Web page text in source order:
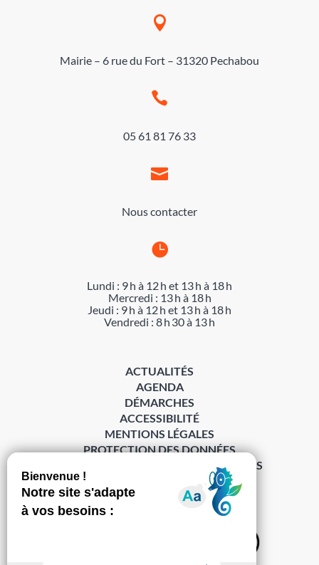

Mairie – 6 rue du Fort – 31320 Pechabou

05 61 81 76 33

Nous contacter

Lundi : 9 h à 12 h et 13 h à 18 h
Mercredi : 13 h à 18 h
Jeudi : 9 h à 12 h et 13 h à 18 h
Vendredi : 8 h 30 à 13 h
S’abonner à la Gazette ›
ACTUALITÉS
AGENDA
DÉMARCHES
ACCESSIBILITÉ
MENTIONS LÉGALES
PROTECTION DES DONNÉES
POLITIQUE DE GESTION DES COOKIES